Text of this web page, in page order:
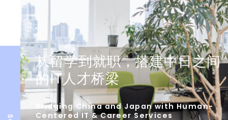
从留学到就职，搭建中日之间
的IT人才桥梁
Bridging China and Japan with Human-
Centered IT & Career Services